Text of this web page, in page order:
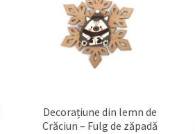
Decorațiune din lemn de
Crăciun – Fulg de zăpadă